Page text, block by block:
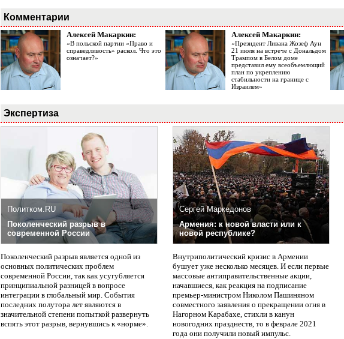
Комментарии
Алексей Макаркин:
«В польской партии «Право и
справедливость» раскол. Что это
означает?»
Алексей Макаркин:
«Президент Ливана Жозеф Аун
21 июля на встрече с Дональдом
Трампом в Белом доме
представил ему всеобъемлющий
план по укреплению
стабильности на границе с
Израилем»
Экспертиза
Политком.RU
Поколенческий разрыв в
современной России
Поколенческий разрыв является одной из
основных политических проблем
современной России, так как усугубляется
принципиальной разницей в вопросе
интеграции в глобальный мир. События
последних полутора лет являются в
значительной степени попыткой развернуть
вспять этот разрыв, вернувшись к «норме».
Сергей Маркедонов
Армения: к новой власти или к
новой республике?
Внутриполитический кризис в Армении
бушует уже несколько месяцев. И если первые
массовые антиправительственные акции,
начавшиеся, как реакция на подписание
премьер-министром Николом Пашиняном
совместного заявления о прекращении огня в
Нагорном Карабахе, стихли в канун
новогодних празднеств, то в феврале 2021
года они получили новый импульс.